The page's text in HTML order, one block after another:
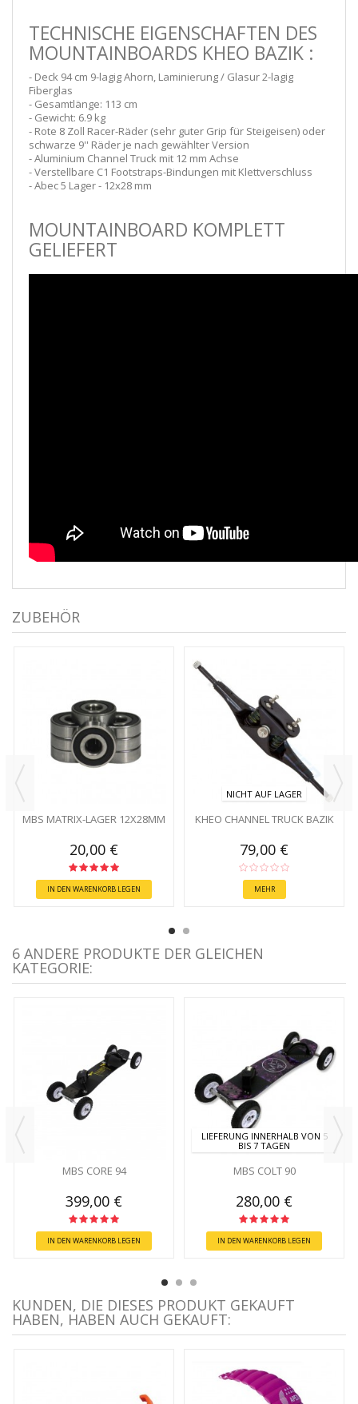
TECHNISCHE EIGENSCHAFTEN DES
MOUNTAINBOARDS KHEO BAZIK :
- Deck 94 cm 9-lagig Ahorn, Laminierung / Glasur 2-lagig
Fiberglas
- Gesamtlänge: 113 cm
- Gewicht: 6.9 kg
- Rote 8 Zoll Racer-Räder (sehr guter Grip für Steigeisen) oder
schwarze 9'' Räder je nach gewählter Version
- Aluminium Channel Truck mit 12 mm Achse
- Verstellbare C1 Footstraps-Bindungen mit Klettverschluss
- Abec 5 Lager - 12x28 mm
MOUNTAINBOARD KOMPLETT
GELIEFERT
ZUBEHÖR
MBS MATRIX-LAGER 12X28MM
20,00 €
IN DEN WARENKORB LEGEN
NICHT AUF LAGER
KHEO CHANNEL TRUCK BAZIK
79,00 €
MEHR
6 ANDERE PRODUKTE DER GLEICHEN
KATEGORIE:
MBS CORE 94
399,00 €
IN DEN WARENKORB LEGEN
LIEFERUNG INNERHALB VON 5
BIS 7 TAGEN
MBS COLT 90
280,00 €
IN DEN WARENKORB LEGEN
KUNDEN, DIE DIESES PRODUKT GEKAUFT
HABEN, HABEN AUCH GEKAUFT: